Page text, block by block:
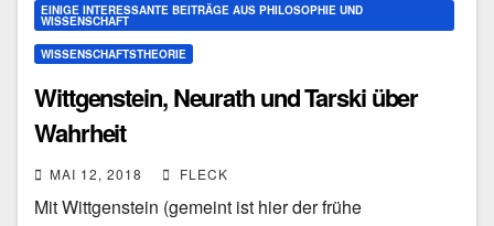
EINIGE INTERESSANTE BEITRÄGE AUS PHILOSOPHIE UND
WISSENSCHAFT
WISSENSCHAFTSTHEORIE
Wittgenstein, Neurath und Tarski über
Wahrheit
MAI 12, 2018 FLECK
Mit Wittgenstein (gemeint ist hier der frühe